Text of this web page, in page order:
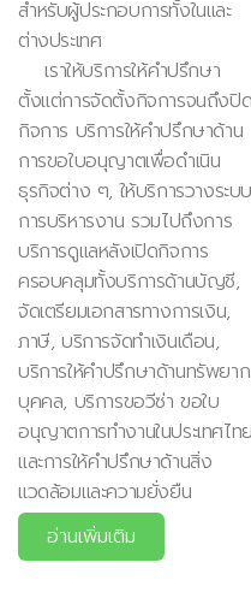
สำหรับผู้ประกอบการทั้งในและ
ต่างประเทศ
เราให้บริการให้คำปรึกษา
ตั้งแต่การจัดตั้งกิจการจนถึงปิด
กิจการ บริการให้คำปรึกษาด้าน
การขอใบอนุญาตเพื่อดำเนิน
ธุรกิจต่าง ๆ, ให้บริการวางระบบ
การบริหารงาน รวมไปถึงการ
บริการดูแลหลังเปิดกิจการ
ครอบคลุมทั้งบริการด้านบัญชี,
จัดเตรียมเอกสารทางการเงิน,
ภาษี, บริการจัดทำเงินเดือน,
บริการให้คำปรึกษาด้านทรัพยา
บุคคล, บริการขอวีซ่า ขอใบ
อนุญาตการทำงานในประเทศไทย
และการให้คำปรึกษาด้านสิ่ง
แวดล้อมและความยั่งยืน
อ่านเพิ่มเติม